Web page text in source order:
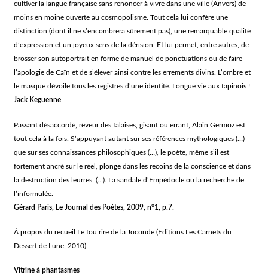
cultiver la langue française sans renoncer à vivre dans une ville (Anvers) de
moins en moine ouverte au cosmopolisme. Tout cela lui confère une
distinction (dont il ne s’encombrera sûrement pas), une remarquable qualité
d’expression et un joyeux sens de la dérision. Et lui permet, entre autres, de
brosser son autoportrait en forme de manuel de ponctuations ou de faire
l’apologie de Caïn et de s’élever ainsi contre les errements divins. L’ombre et
le masque dévoile tous les registres d’une identité. Longue vie aux tapinois !
Jack Keguenne
Passant désaccordé, rêveur des falaises, gisant ou errant, Alain Germoz est
tout cela à la fois. S’appuyant autant sur ses références mythologiques (…)
que sur ses connaissances philosophiques (…), le poète, même s’il est
fortement ancré sur le réel, plonge dans les recoins de la conscience et dans
la destruction des leurres. (…). La sandale d’Empédocle ou la recherche de
l’informulée.
Gérard Paris, Le Journal des Poètes, 2009, n°1, p.7.
À propos du recueil Le fou rire de la Joconde (Editions Les Carnets du
Dessert de Lune, 2010)
Vitrine à phantasmes